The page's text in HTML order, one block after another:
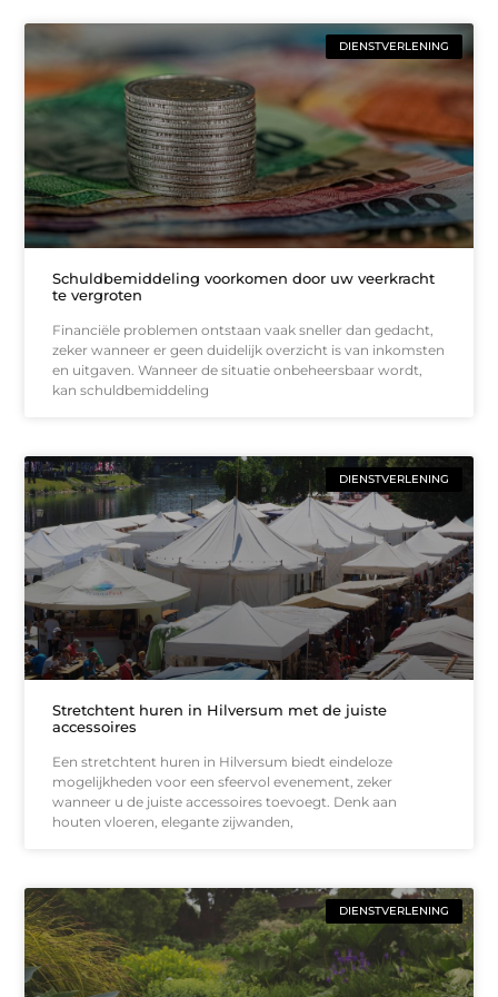
DIENSTVERLENING
Schuldbemiddeling voorkomen door uw veerkracht
te vergroten
Financiële problemen ontstaan vaak sneller dan gedacht,
zeker wanneer er geen duidelijk overzicht is van inkomsten
en uitgaven. Wanneer de situatie onbeheersbaar wordt,
kan schuldbemiddeling
DIENSTVERLENING
Stretchtent huren in Hilversum met de juiste
accessoires
Een stretchtent huren in Hilversum biedt eindeloze
mogelijkheden voor een sfeervol evenement, zeker
wanneer u de juiste accessoires toevoegt. Denk aan
houten vloeren, elegante zijwanden,
DIENSTVERLENING